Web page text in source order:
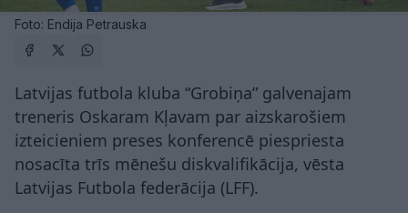
Foto: Endija Petrauska
Latvijas futbola kluba “Grobiņa” galvenajam
treneris Oskaram Kļavam par aizskarošiem
izteicieniem preses konferencē piespriesta
nosacīta trīs mēnešu diskvalifikācija, vēsta
Latvijas Futbola federācija (LFF).